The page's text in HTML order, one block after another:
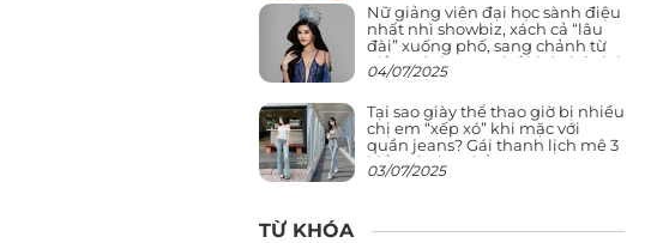
Nữ giảng viên đại học sành điệu
nhất nhì showbiz, xách cả “lâu
đài” xuống phố, sang chảnh từ
giảng đường ra phố khó ai đọ lại
04/07/2025
Tại sao giày thể thao giờ bị nhiều
chị em “xếp xó” khi mặc với
quần jeans? Gái thanh lịch mê 3
kiểu này hơn hẳn
03/07/2025
TỪ KHÓA